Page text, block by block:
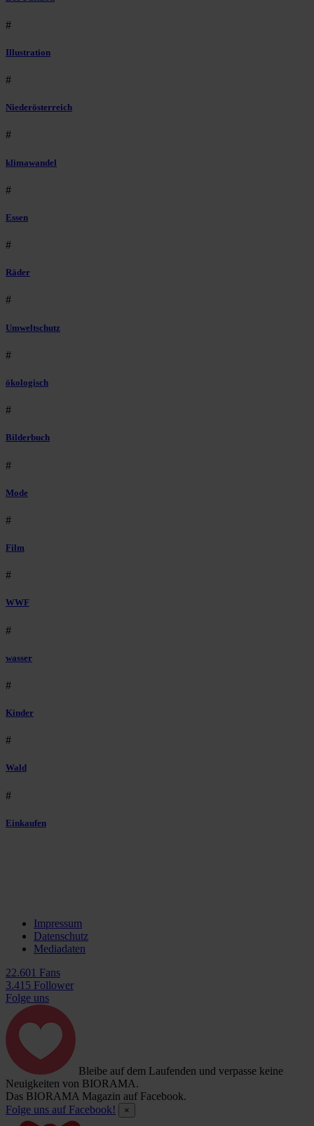
#
Illustration
#
Niederösterreich
#
klimawandel
#
Essen
#
Räder
#
Umweltschutz
#
ökologisch
#
Bilderbuch
#
Mode
#
Film
#
WWF
#
wasser
#
Kinder
#
Wald
#
Einkaufen
Impressum
Datenschutz
Mediadaten
22.601 Fans
3.415 Follower
Folge uns
Bleibe auf dem Laufenden und verpasse keine
Neuigkeiten von BIORAMA.
Das BIORAMA Magazin auf Facebook.
Folge uns auf Facebook!
×